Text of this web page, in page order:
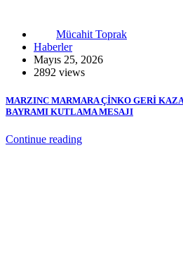
Mücahit Toprak
Haberler
Mayıs 25, 2026
2892 views
MARZINC MARMARA ÇİNKO GERİ
BAYRAMI KUTLAMA MESAJI
Continue reading